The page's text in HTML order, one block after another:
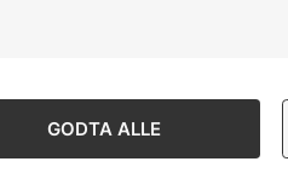
GODTA ALLE